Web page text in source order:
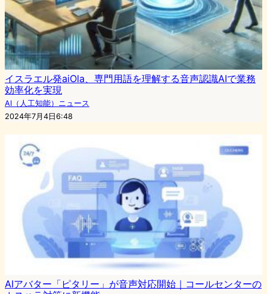
イスラエル発aiOla、専門用語を理解する音声認識AIで業務
効率化を実現
AI（人工知能）ニュース
2024年7月4日6:48
AIアバター「ピタリー」が音声対応開始｜コールセンターの